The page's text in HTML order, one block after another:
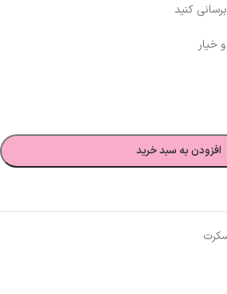
کنید
خیار
افزودن به سبد خرید